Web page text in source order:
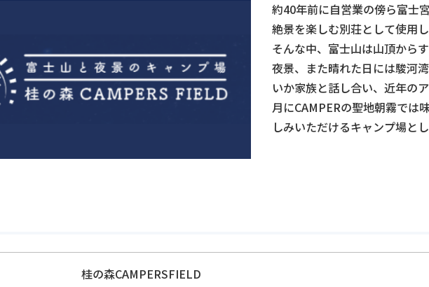
約40年前に自営業の傍ら富士
絶景を楽しむ別荘として使用し
そんな中、富士山は山頂から
夜景、また晴れた日には駿河
いか家族と話し合い、近年の
月にCAMPERの聖地朝霧では
しみいただけるキャンプ場と
桂の森CAMPERSFIELD